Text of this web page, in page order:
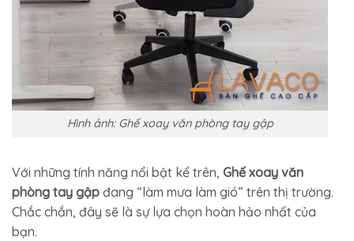
Hình ảnh: Ghế xoay văn phòng tay gập
Với những tính năng nổi bật kể trên, Ghế xoay văn
phòng tay gập đang “làm mưa làm gió” trên thị trường.
Chắc chắn, đây sẽ là sự lựa chọn hoàn hảo nhất của
bạn.